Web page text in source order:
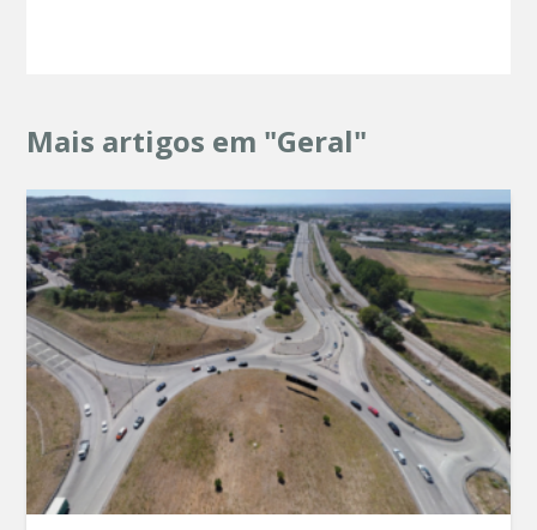
Mais artigos em "Geral"